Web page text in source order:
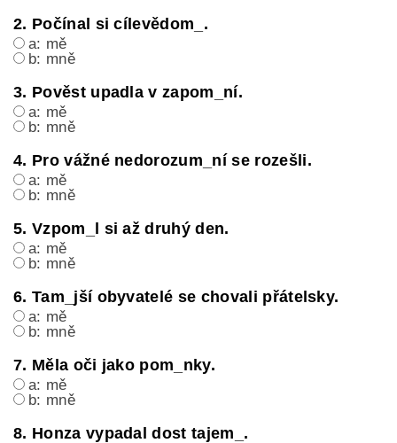
2. Počínal si cílevědom_.
a: mě
b: mně
3. Pověst upadla v zapom_ní.
a: mě
b: mně
4. Pro vážné nedorozum_ní se rozešli.
a: mě
b: mně
5. Vzpom_l si až druhý den.
a: mě
b: mně
6. Tam_jší obyvatelé se chovali přátelsky.
a: mě
b: mně
7. Měla oči jako pom_nky.
a: mě
b: mně
8. Honza vypadal dost tajem_.